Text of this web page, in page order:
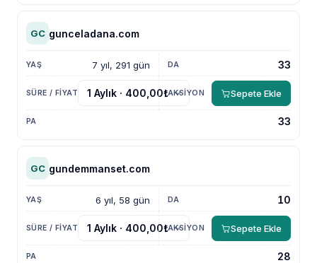
GC gunceladana.com
7 yıl, 291 gün 33
33
Sepete Ekle
GC gundemmanset.com
6 yıl, 58 gün 10
28
Sepete Ekle